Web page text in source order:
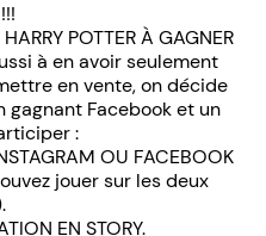
POTTER À GAGNER
à en avoir seulement
en vente, on décide
gagnant Facebook et un
:
OU FACEBOOK
jouer sur les deux
EN STORY.